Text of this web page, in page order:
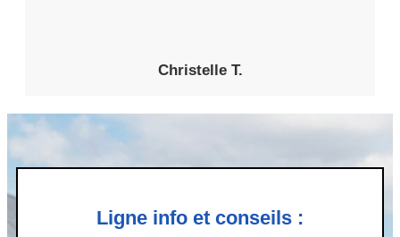
Christelle T.
Ligne info et conseils :